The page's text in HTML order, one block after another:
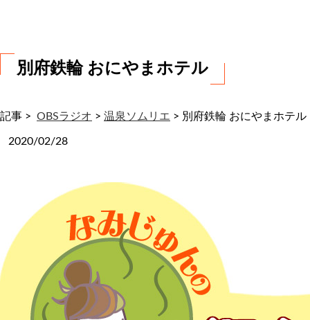
別府鉄輪 おにやまホテル
記事 > OBSラジオ > 温泉ソムリエ > 別府鉄輪 おにやまホテル
2020/02/28